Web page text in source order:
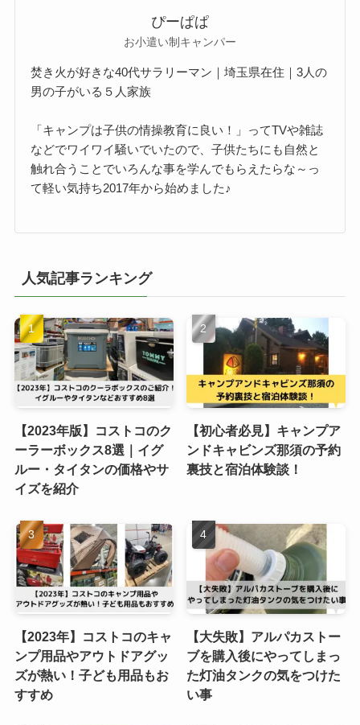
ぴーぱぱ
お小遣い制キャンパー
焚き火が好きな40代サラリーマン｜埼玉県在住｜3人の
男の子がいる５人家族
「キャンプは子供の情操教育に良い！」ってTVや雑誌
などでワイワイ騒いでいたので、子供たちにも自然と
触れ合うことでいろんな事を学んでもらえたらな～っ
て軽い気持ち2017年から始めました♪
人気記事ランキング
【2023年版】コストコのク
ーラーボックス8選｜イグ
ルー・タイタンの価格やサ
イズを紹介
【初心者必見】キャンプア
ンドキャビンズ那須の予約
裏技と宿泊体験談！
【2023年】コストコのキャ
ンプ用品やアウトドアグッ
ズが熱い！子ども用品もお
すすめ
【大失敗】アルパカストー
ブを購入後にやってしまっ
た灯油タンクの気をつけた
い事